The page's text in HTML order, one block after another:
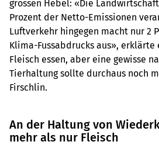
grossen Hebel: «Die
Prozent der Netto-Emissionen
Luftverkehr hingegen macht nur 2
Klima-Fussabdrucks aus», erklärte
Fleisch essen, aber eine gewisse
Tierhaltung sollte durchaus noch
Firschlin.
An der Haltung von
mehr als nur Fleisch